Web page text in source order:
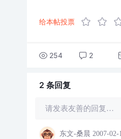
给本帖投票
254 2
2 条回复
请发表友善的回复…
东文-桑晨 2007-02-